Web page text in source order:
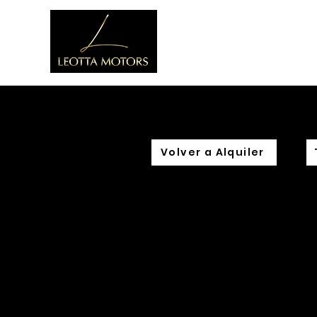
Volver a Alquiler